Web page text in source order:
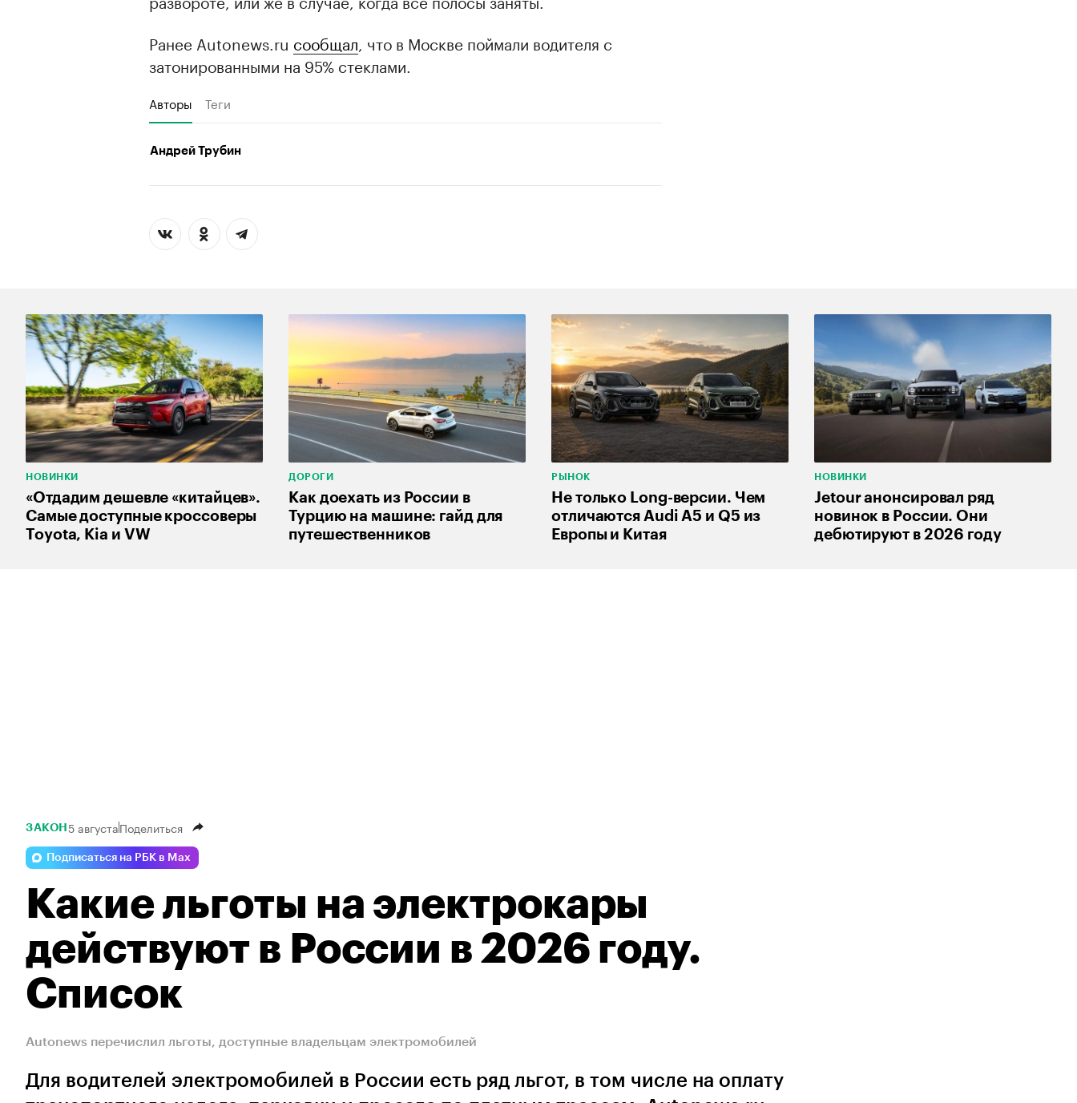
Ранее Autonews.ru сообщал , что в Москве поймали водителя с
затонированными на 95% стеклами.
Авторы Теги
Андрей Трубин
НОВИНКИ
«Отдадим дешевле «китайцев».
Самые доступные кроссоверы
Toyota, Kia и VW
ДОРОГИ
Как доехать из России в
Турцию на машине: гайд для
путешественников
РЫНОК
Не только Long-версии. Чем
отличаются Audi A5 и Q5 из
Европы и Китая
НОВИНКИ
Jetour анонсировал ряд
новинок в России. Они
дебютируют в 2026 году
ЗАКОН5 августаПоделиться
Подписаться на РБК в Max
Какие льготы на электрокары
действуют в России в 2026 году.
Список
Autonews перечислил льготы, доступные владельцам электромобилей
Для водителей электромобилей в России есть ряд льгот, в том числе на оплату